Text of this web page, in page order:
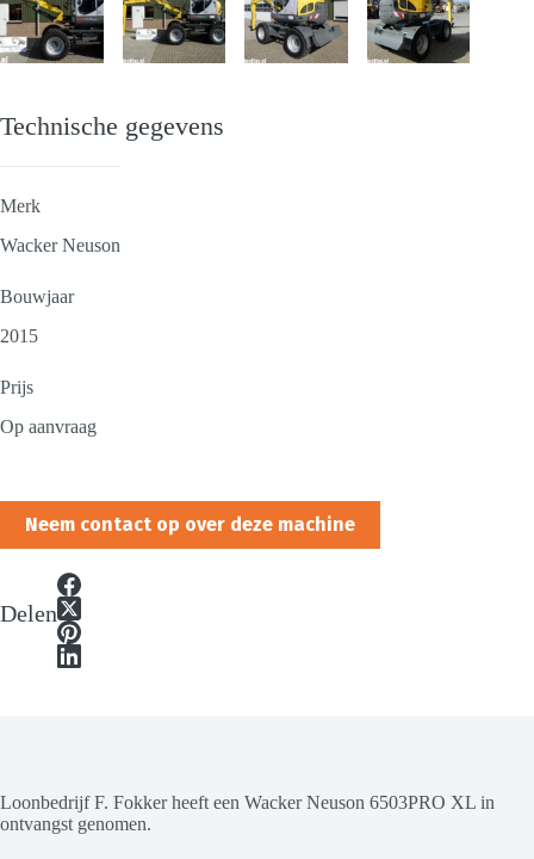
Technische gegevens
Merk
Wacker Neuson
Bouwjaar
2015
Prijs
Op aanvraag
Neem contact op over deze machine
Delen
Loonbedrijf F. Fokker heeft een Wacker Neuson 6503PRO XL in
ontvangst genomen.